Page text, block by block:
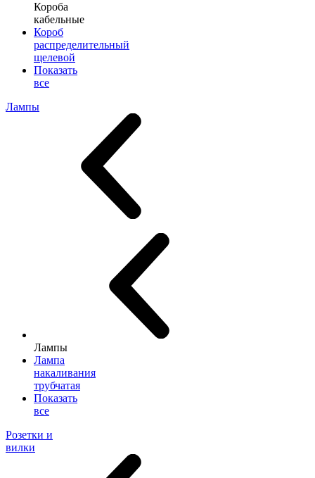
Короба
кабельные
Короб
распределительный
щелевой
Показать
все
Лампы
Лампы
Лампа
накаливания
трубчатая
Показать
все
Розетки и
вилки